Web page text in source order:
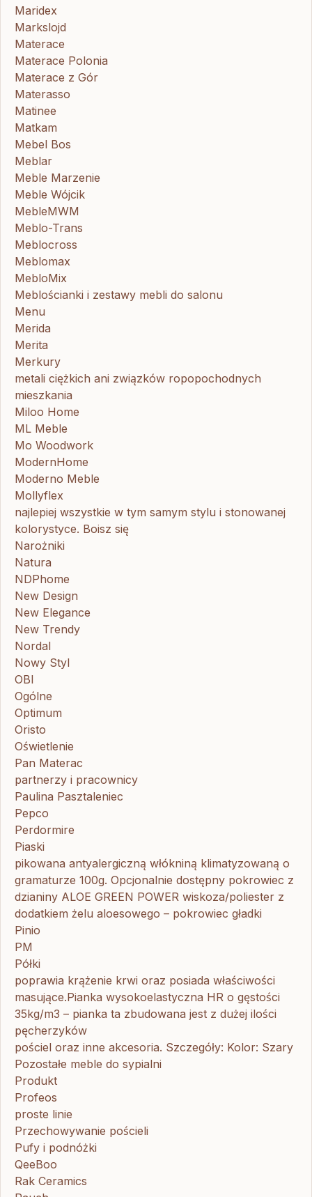
Maridex
Markslojd
Materace
Materace Polonia
Materace z Gór
Materasso
Matinee
Matkam
Mebel Bos
Meblar
Meble Marzenie
Meble Wójcik
MebleMWM
Meblo-Trans
Meblocross
Meblomax
MebloMix
Meblościanki i zestawy mebli do salonu
Menu
Merida
Merita
Merkury
metali ciężkich ani związków ropopochodnych
mieszkania
Miloo Home
ML Meble
Mo Woodwork
ModernHome
Moderno Meble
Mollyflex
najlepiej wszystkie w tym samym stylu i stonowanej
kolorystyce. Boisz się
Narożniki
Natura
NDPhome
New Design
New Elegance
New Trendy
Nordal
Nowy Styl
OBI
Ogólne
Optimum
Oristo
Oświetlenie
Pan Materac
partnerzy i pracownicy
Paulina Pasztaleniec
Pepco
Perdormire
Piaski
pikowana antyalergiczną włókniną klimatyzowaną o
gramaturze 100g. Opcjonalnie dostępny pokrowiec z
dzianiny ALOE GREEN POWER wiskoza/poliester z
dodatkiem żelu aloesowego – pokrowiec gładki
Pinio
PM
Półki
poprawia krążenie krwi oraz posiada właściwości
masujące.Pianka wysokoelastyczna HR o gęstości
35kg/m3 – pianka ta zbudowana jest z dużej ilości
pęcherzyków
pościel oraz inne akcesoria. Szczegóły: Kolor: Szary
Pozostałe meble do sypialni
Produkt
Profeos
proste linie
Przechowywanie pościeli
Pufy i podnóżki
QeeBoo
Rak Ceramics